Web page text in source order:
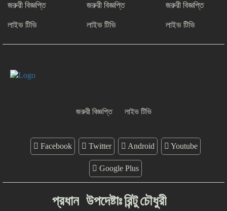
হুঁশিয়ারি
জরুরী বিজ্ঞপ্তি
লাইভ টিভি
জরুরী বিজ্ঞপ্তি
লাইভ টিভি
জরুরী বিজ্ঞপ্তি
লাইভ টিভি
জরুরী বিজ্ঞপ্তি লাইভ টিভি
Facebook Twitter Android Youtube
Google Plus
প্রধান উপদেষ্টাঃরিন্টুচৌধুরী